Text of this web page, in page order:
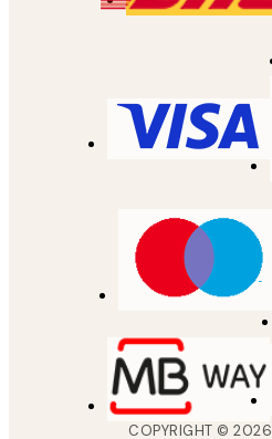
COPYRIGHT ©2026